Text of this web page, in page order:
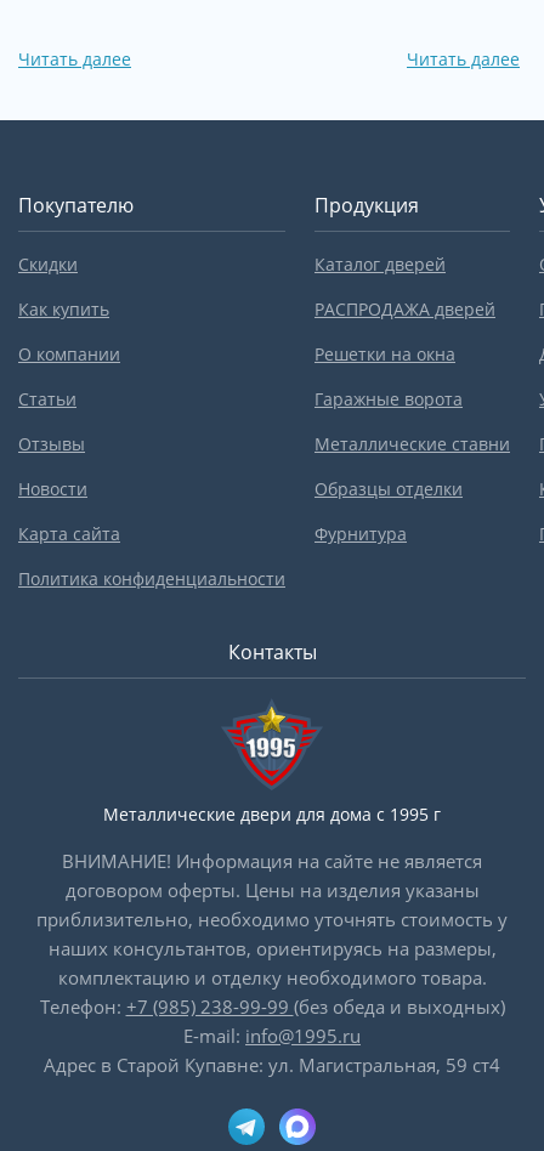
Читать далее Читать далее
Покупателю
Скидки
Как купить
О компании
Статьи
Отзывы
Новости
Карта сайта
Политика конфиденциальности
Продукция
Каталог дверей
РАСПРОДАЖА дверей
Решетки на окна
Гаражные ворота
Металлические ставни
Образцы отделки
Фурнитура
Контакты
Металлические двери для дома с 1995 г
ВНИМАНИЕ! Информация на сайте не является
договором оферты. Цены на изделия указаны
приблизительно, необходимо уточнять стоимость у
наших консультантов, ориентируясь на размеры,
комплектацию и отделку необходимого товара.
Телефон: +7 (985) 238-99-99 (без обеда и выходных)
E-mail: info@1995.ru
Адрес в Старой Купавне: ул. Магистральная, 59 ст4